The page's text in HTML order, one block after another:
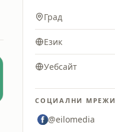
Град
Език
Уебсайт
СОЦИАЛНИ МРЕЖИ
@eilomedia